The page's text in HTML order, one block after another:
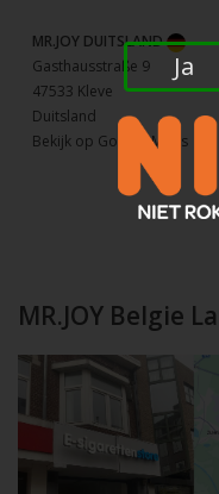
MR.JOY DUITSLAND
Gasthausstraße 9
47533 Kleve
Duitsland
Bekijk op Google Maps
MR.JOY Belgie
Ja